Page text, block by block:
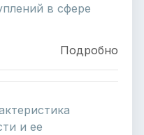
в сфере
Подробно
и ее